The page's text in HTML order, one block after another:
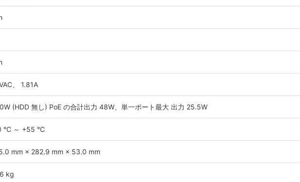
、 1.81A
(HDD 無し) PoE の合計出力 48W、単一ポート最大 出力 25.5W
°C ～ +55 °C
mm × 282.9 mm × 53.0 mm
kg